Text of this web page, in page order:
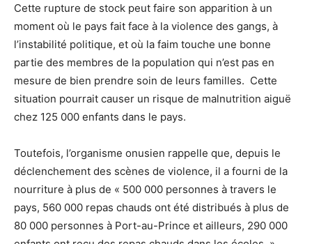
Cette rupture de stock peut faire son apparition à un
moment où le pays fait face à la violence des gangs, à
l’instabilité politique, et où la faim touche une bonne
partie des membres de la population qui n’est pas en
mesure de bien prendre soin de leurs familles. Cette
situation pourrait causer un risque de malnutrition aiguë
chez 125 000 enfants dans le pays.
Toutefois, l’organisme onusien rappelle que, depuis le
déclenchement des scènes de violence, il a fourni de la
nourriture à plus de « 500 000 personnes à travers le
pays, 560 000 repas chauds ont été distribués à plus de
80 000 personnes à Port-au-Prince et ailleurs, 290 000